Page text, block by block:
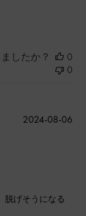
したか？
0
0
脱げそうになる
公
2024-08-06